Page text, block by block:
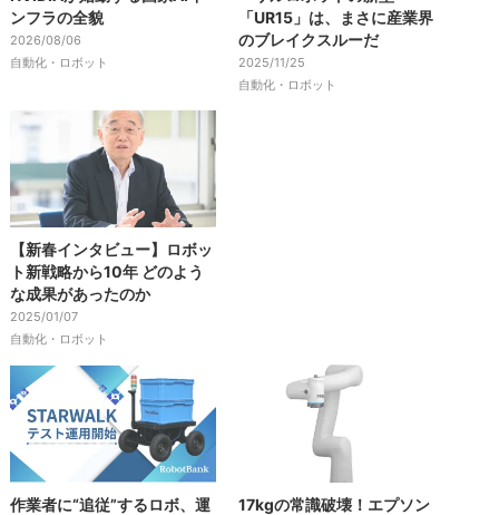
ンフラの全貌
2026/08/06
自動化・ロボット
「UR15」は、まさに産業界
のブレイクスルーだ
2025/11/25
自動化・ロボット
【新春インタビュー】ロボッ
ト新戦略から10年 どのよう
な成果があったのか
2025/01/07
自動化・ロボット
作業者に“追従”するロボ、運
17kgの常識破壊！エプソン